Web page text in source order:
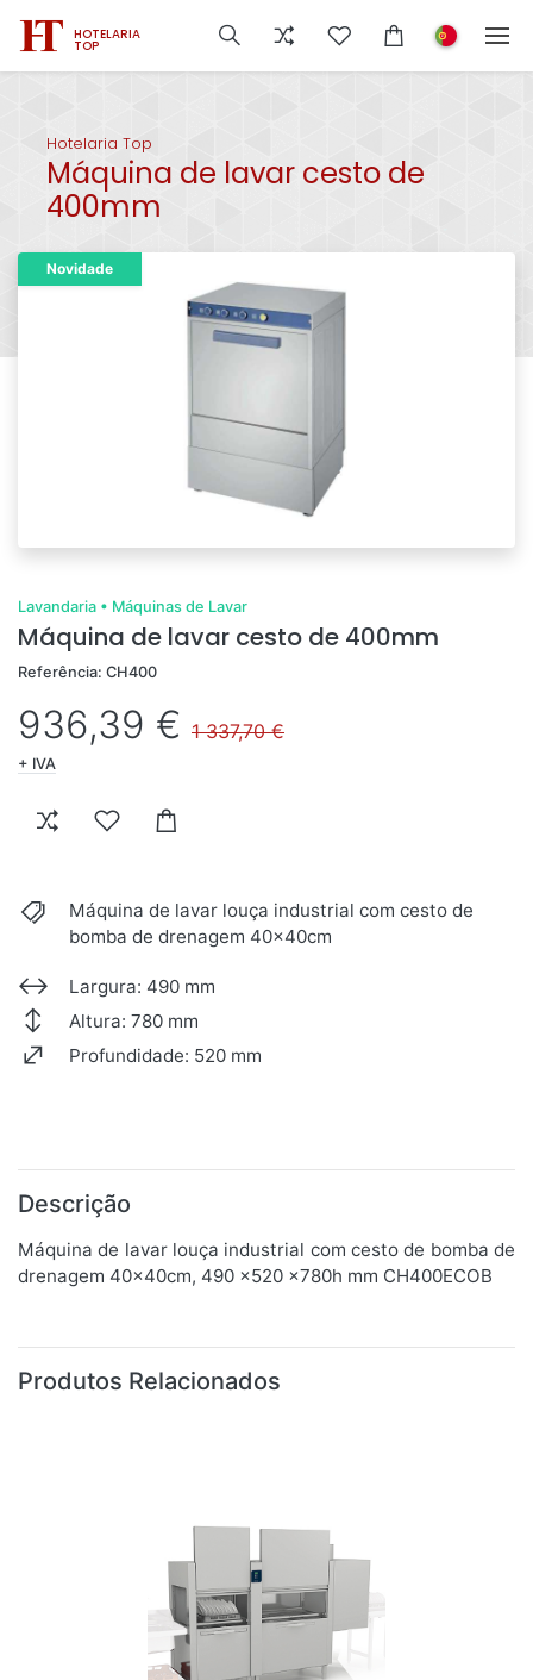
HOTELARIA
TOP
Hotelaria Top
Máquina de lavar cesto de
400mm
Novidade
Lavandaria • Máquinas de Lavar
Máquina de lavar cesto de 400mm
Referência: CH400
936,39 € 1 337,70 €
+ IVA
Máquina de lavar louça industrial com cesto de
bomba de drenagem 40x40cm
Largura: 490 mm
Altura: 780 mm
Profundidade: 520 mm
Descrição
Máquina de lavar louça industrial com cesto de bomba de
drenagem 40x40cm, 490 x520 x780h mm CH400ECOB
Produtos Relacionados